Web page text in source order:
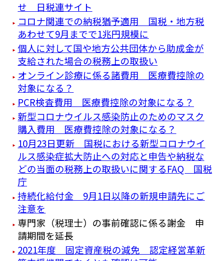
せ 日税連サイト
コロナ関連での納税猶予適用 国税・地方税
あわせて9月までで1兆円規模に
個人に対して国や地方公共団体から助成金が
支給された場合の税務上の取扱い
オンライン診療に係る諸費用 医療費控除の
対象になる？
PCR検査費用 医療費控除の対象になる？
新型コロナウイルス感染防止のためのマスク
購入費用 医療費控除の対象になる？
10月23日更新 国税における新型コロナウイ
ルス感染症拡大防止への対応と申告や納税な
どの当面の税務上の取扱いに関するFAQ 国税
庁
持続化給付金 9月1日以降の新規申請先にご
注意を
専門家（税理士）の事前確認に係る謝金 申
請期間を延長
2021年度 固定資産税の減免 認定経営革新